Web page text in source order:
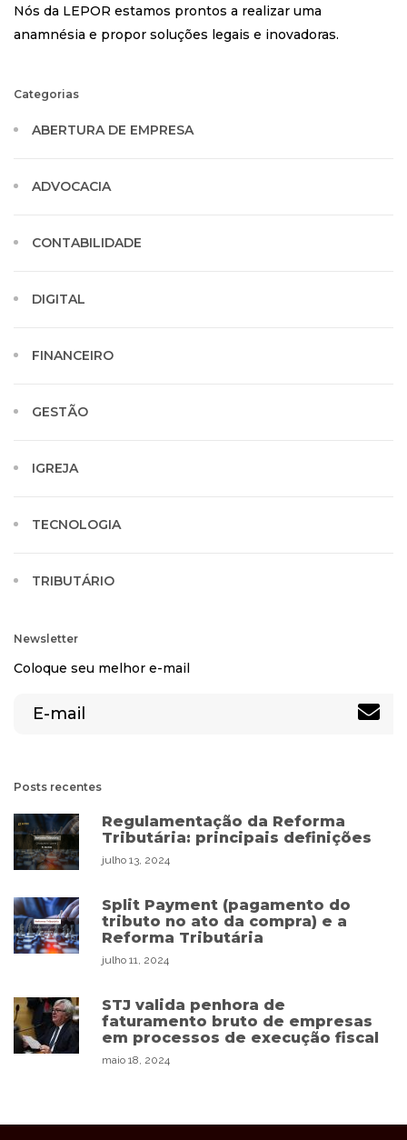
Nós da LEPOR estamos prontos a realizar uma
anamnésia e propor soluções legais e inovadoras.
Categorias
ABERTURA DE EMPRESA
ADVOCACIA
CONTABILIDADE
DIGITAL
FINANCEIRO
GESTÃO
IGREJA
TECNOLOGIA
TRIBUTÁRIO
Newsletter
Coloque seu melhor e-mail
Posts recentes
Regulamentação da Reforma
Tributária: principais definições
julho 13, 2024
Split Payment (pagamento do
tributo no ato da compra) e a
Reforma Tributária
julho 11, 2024
STJ valida penhora de
faturamento bruto de empresas
em processos de execução fiscal
maio 18, 2024